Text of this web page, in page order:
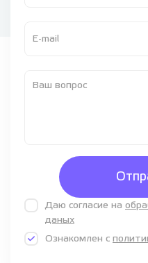
Даю согласие на
даных
Ознакомлен с